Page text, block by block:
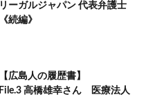
リーガルジャパン 代表弁護士
《続編》
【広島人の履歴書】
File.3 高橋雄幸さん 医療法人